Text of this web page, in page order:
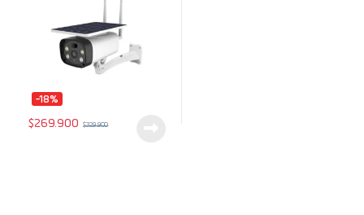
-18%
$269.900 $329.900